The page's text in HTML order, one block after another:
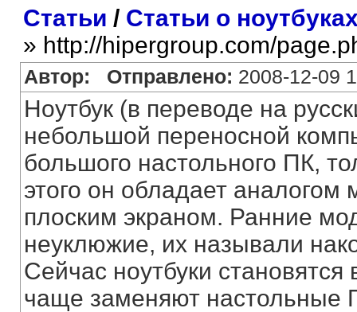
Статьи / Статьи о
» http://hipergroup.com/
Автор: Отправлено: 2008-12-09
Ноутбук (в переводе на
небольшой переносной
большого настольного ПК,
этого он обладает
плоским экраном. Ранние
неуклюжие, их называли
Сейчас ноутбуки
чаще заменяют настольные